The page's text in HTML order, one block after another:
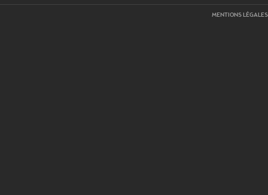
MENTIONS LÉGALES